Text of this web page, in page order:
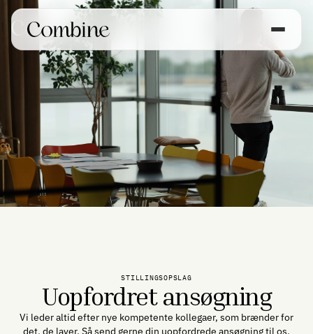
STILLINGSOPSLAG
Uopfordret ansøgning
Vi leder altid efter nye kompetente kollegaer, som brænder for
det, de laver. Så send gerne din uopfordrede ansøgning til os.